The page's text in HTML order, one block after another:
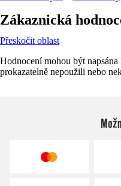
Zákaznická
Přeskočit oblast
Hodnocení mohou být
prokazatelně nepoužili nebo